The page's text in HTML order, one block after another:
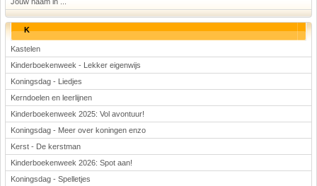
K
Kastelen
Kinderboekenweek - Lekker eigenwijs
Koningsdag - Liedjes
Kerndoelen en leerlijnen
Kinderboekenweek 2025: Vol avontuur!
Koningsdag - Meer over koningen enzo
Kerst - De kerstman
Kinderboekenweek 2026: Spot aan!
Koningsdag - Spelletjes